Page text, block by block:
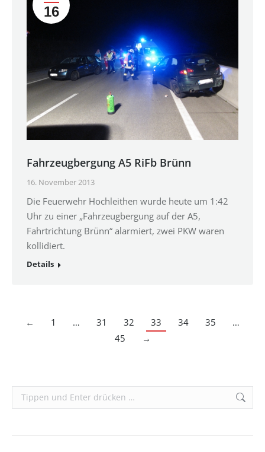
16
Fahrzeugbergung A5 RiFb Brünn
16. November 2013
Die Feuerwehr Hochleithen wurde heute um 1:42
Uhr zu einer „Fahrzeugbergung auf der A5,
Fahrtrichtung Brünn“ alarmiert, zwei PKW waren
kollidiert.
Details
← 1 … 31 32 33 34 35
…
45
→
Search: